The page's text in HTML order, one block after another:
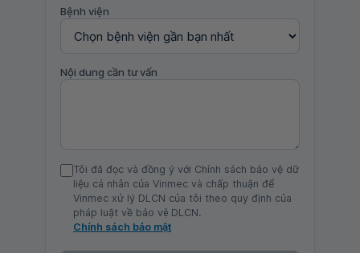
Bệnh viện
Nội dung cần tư vấn
Tôi đã đọc và đồng ý với Chính sách bảo vệ dữ
liệu cá nhân của Vinmec và chấp thuận để
Vinmec xử lý DLCN của tôi theo quy định của
pháp luật về bảo vệ DLCN.
Chính sách bảo mật